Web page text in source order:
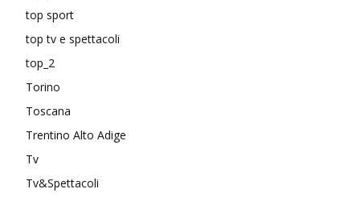
top sport
top tv e spettacoli
top_2
Torino
Toscana
Trentino Alto Adige
Tv
Tv&Spettacoli